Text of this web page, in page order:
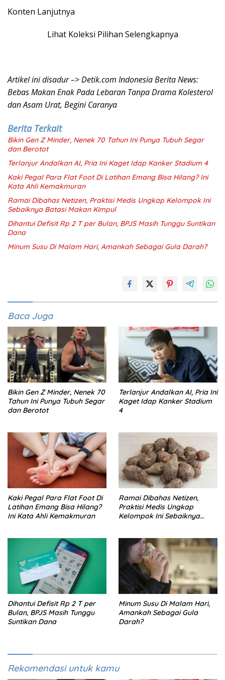
Konten Lanjutnya
Lihat Koleksi Pilihan Selengkapnya
Artikel ini disadur –> Detik.com Indonesia Berita News:
Bebas Makan Enak Pada Lebaran Tanpa Drama Kolesterol
dan Asam Urat, Begini Caranya
Berita Terkait
Bikin Gen Z Minder, Nenek 70 Tahun Ini Punya Tubuh Segar
dan Berotot
Terlanjur Andalkan AI, Pria Ini Kaget Idap Kanker Stadium 4
Kaki Pegal Para Flat Foot Di Latihan Emang Bisa Hilang? Ini
Kata Ahli Kemakmuran
Ramai Dibahas Netizen, Praktisi Medis Ungkap Kelompok Ini
Sebaiknya Batasi Makan Kimpul
Dihantui Defisit Rp 2 T per Bulan, BPJS Masih Tunggu Suntikan
Dana
Minum Susu Di Malam Hari, Amankah Sebagai Gula Darah?
Baca Juga
Bikin Gen Z Minder, Nenek 70
Tahun Ini Punya Tubuh Segar
dan Berotot
Terlanjur Andalkan AI, Pria Ini
Kaget Idap Kanker Stadium
4
Kaki Pegal Para Flat Foot Di
Latihan Emang Bisa Hilang?
Ini Kata Ahli Kemakmuran
Ramai Dibahas Netizen,
Praktisi Medis Ungkap
Kelompok Ini Sebaiknya
Dihantui Defisit Rp 2 T per
Bulan, BPJS Masih Tunggu
Suntikan Dana
Minum Susu Di Malam Hari,
Amankah Sebagai Gula
Darah?
Rekomendasi untuk kamu